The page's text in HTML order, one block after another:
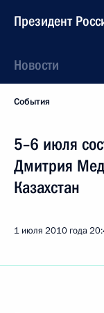
Президент
Новости
События
5–6 июля
Дмитрия
Казахстан
1 июля 2010 года